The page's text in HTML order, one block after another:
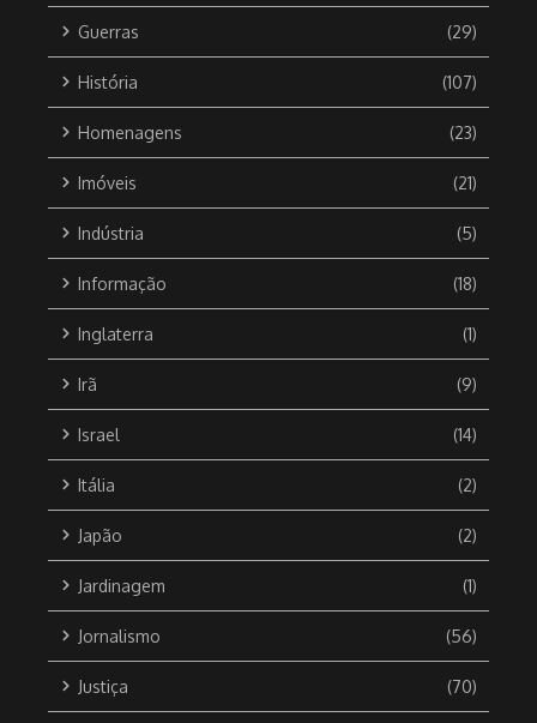
Guerras (29)
História (107)
Homenagens (23)
Imóveis (21)
Indústria (5)
Informação (18)
Inglaterra (1)
Irã (9)
Israel (14)
Itália (2)
Japão (2)
Jardinagem (1)
Jornalismo (56)
Justiça (70)